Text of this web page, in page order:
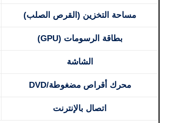
مساحة التخزين (القرص الصلب)
بطاقة الرسومات (GPU)
الشاشة
محرك أقراص مضغوطة/DVD
اتصال بالإنترنت